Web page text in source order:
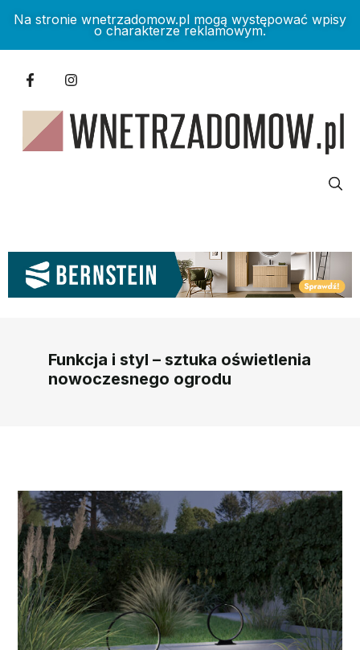
Na stronie wnetrzadomow.pl mogą występować wpisy
o charakterze reklamowym.
Funkcja i styl – sztuka oświetlenia
nowoczesnego ogrodu